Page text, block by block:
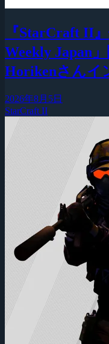
『StarCraft II
Weekly Japan
Horikenさんイ
2026年8月5日
StarCraft II